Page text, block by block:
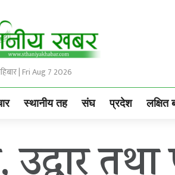
| Fri Aug 7 2026
स्थानीय तह संघ प्रदेश लक्षित